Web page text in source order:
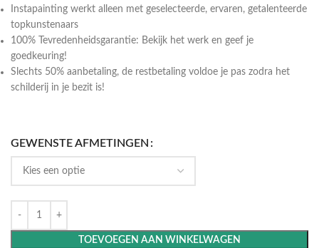
Instapainting werkt alleen met geselecteerde, ervaren, getalenteerde
topkunstenaars
100% Tevredenheidsgarantie: Bekijk het werk en geef je
goedkeuring!
Slechts 50% aanbetaling, de restbetaling voldoe je pas zodra het
schilderij in je bezit is!
GEWENSTE AFMETINGEN
TOEVOEGEN AAN WINKELWAGEN